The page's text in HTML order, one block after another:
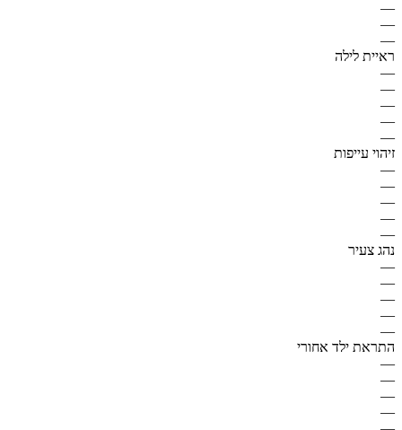
—
—
—
ראיית לילה
—
—
—
—
—
זיהוי עייפות
—
—
—
—
—
נהג צעיר
—
—
—
—
—
התראת ילד אחורי
—
—
—
—